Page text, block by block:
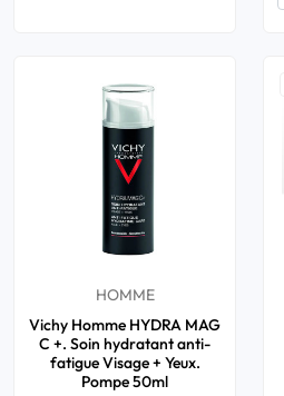
HOMME
Vichy Homme HYDRA MAG
C +. Soin hydratant anti-
fatigue Visage + Yeux.
Pompe 50ml